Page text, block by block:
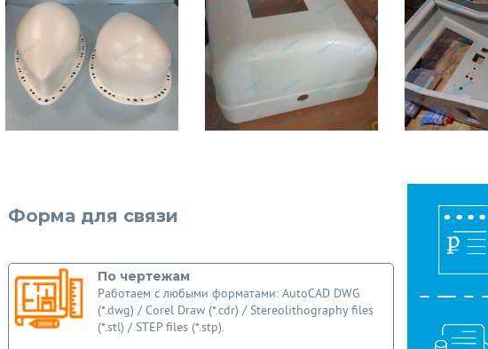
Форма для связи
По чертежам
Работаем с любыми форматами: AutoCAD DWG
(*.dwg) / Corel Draw (*.cdr) / Stereolithography files
(*.stl) / STEP files (*.stp).